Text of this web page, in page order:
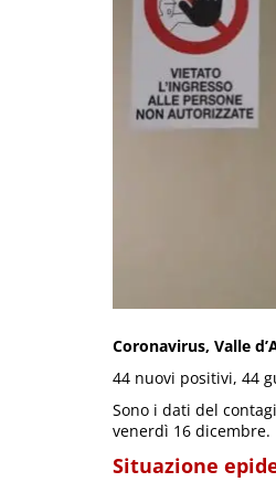
Coronavirus, Valle
44 nuovi positivi, 44
Sono i dati del
venerdì 16 dicembre.
Situazione